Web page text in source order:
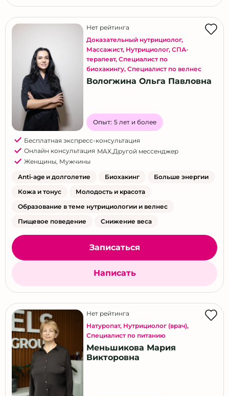
Нет рейтинга
Доказательный нутрициолог,
Массажист, Нутрициолог, СПА-
терапевт, Специалист по
биохакингу, Специалист по велнес
Вологжина Ольга Павловна
Опыт: 5 лет и более
Бесплатная экспресс-консультация
Онлайн консультация MAX,Другой мессенджер
Женщины, Мужчины
Anti-age и долголетие Биохакинг
Больше энергии
Кожа и тонус
Молодость и красота
Образование в теме нутрициологии и велнес
Пищевое поведение
Снижение веса
Записаться
Написать
Нет рейтинга
Натуропат, Нутрициолог (врач),
Специалист по питанию
Меньшикова Мария
Викторовна